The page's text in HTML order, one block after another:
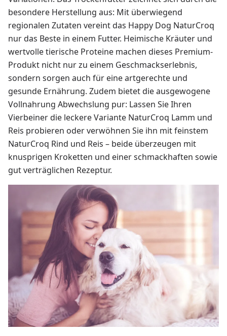
besondere Herstellung aus: Mit überwiegend
regionalen Zutaten vereint das Happy Dog NaturCroq
nur das Beste in einem Futter. Heimische Kräuter und
wertvolle tierische Proteine machen dieses Premium-
Produkt nicht nur zu einem Geschmackserlebnis,
sondern sorgen auch für eine artgerechte und
gesunde Ernährung. Zudem bietet die ausgewogene
Vollnahrung Abwechslung pur: Lassen Sie Ihren
Vierbeiner die leckere Variante NaturCroq Lamm und
Reis probieren oder verwöhnen Sie ihn mit feinstem
NaturCroq Rind und Reis – beide überzeugen mit
knusprigen Kroketten und einer schmackhaften sowie
gut verträglichen Rezeptur.